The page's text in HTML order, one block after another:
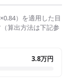
0.84）を適用した目
算出方法は下記参
3.8万円